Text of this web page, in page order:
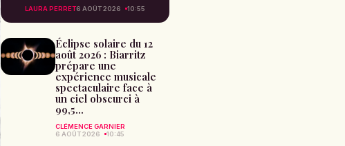
LAURA PERRET6 AOÛT 2026 10:55
Éclipse solaire du 12
août 2026 : Biarritz
prépare une
expérience musicale
spectaculaire face à
un ciel obscurci à
99,5...
CLÉMENCE GARNIER
6 AOÛT 2026
10:45